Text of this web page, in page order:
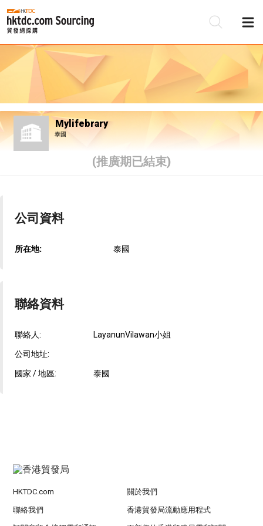
Mylifebrary
泰國
(推廣期已結束)
公司資料
所在地: 泰國
聯絡資料
聯絡人: LayanunVilawan小姐
公司地址:
國家 / 地區: 泰國
HKTDC.com 關於我們
聯絡我們 香港貿發局流動應用程式